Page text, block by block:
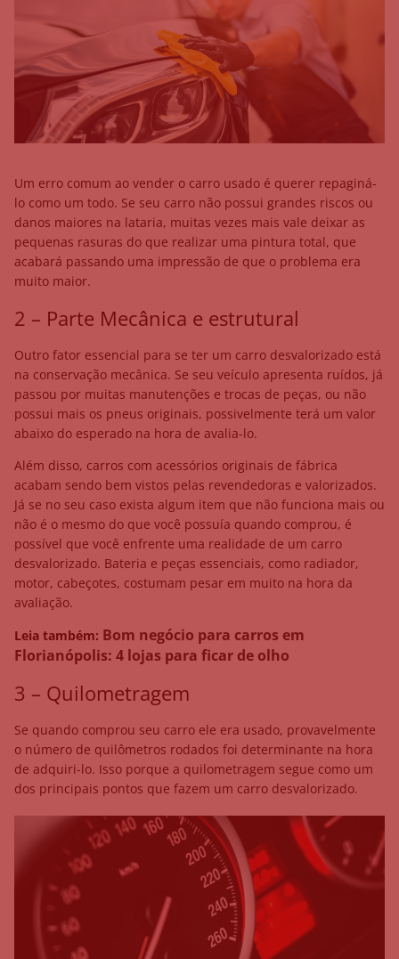
Um erro comum ao vender o carro usado é querer repaginá-
lo como um todo. Se seu carro não possui grandes riscos ou
danos maiores na lataria, muitas vezes mais vale deixar as
pequenas rasuras do que realizar uma pintura total, que
acabará passando uma impressão de que o problema era
muito maior.
2 – Parte Mecânica e estrutural
Outro fator essencial para se ter um carro desvalorizado está
na conservação mecânica. Se seu veículo apresenta ruídos, já
passou por muitas manutenções e trocas de peças, ou não
possui mais os pneus originais, possivelmente terá um valor
abaixo do esperado na hora de avalia-lo.
Além disso, carros com acessórios originais de fábrica
acabam sendo bem vistos pelas revendedoras e valorizados.
Já se no seu caso exista algum item que não funciona mais ou
não é o mesmo do que você possuía quando comprou, é
possível que você enfrente uma realidade de um carro
desvalorizado. Bateria e peças essenciais, como radiador,
motor, cabeçotes, costumam pesar em muito na hora da
avaliação.
Leia também: Bom negócio para carros em
Florianópolis: 4 lojas para ficar de olho
3 – Quilometragem
Se quando comprou seu carro ele era usado, provavelmente
o número de quilômetros rodados foi determinante na hora
de adquiri-lo. Isso porque a quilometragem segue como um
dos principais pontos que fazem um carro desvalorizado.